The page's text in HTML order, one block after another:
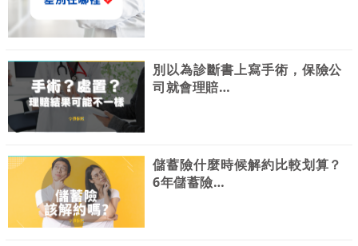
別以為診斷書上寫手術，保險公
司就會理賠…
儲蓄險什麼時候解約比較划算？
6年儲蓄險…